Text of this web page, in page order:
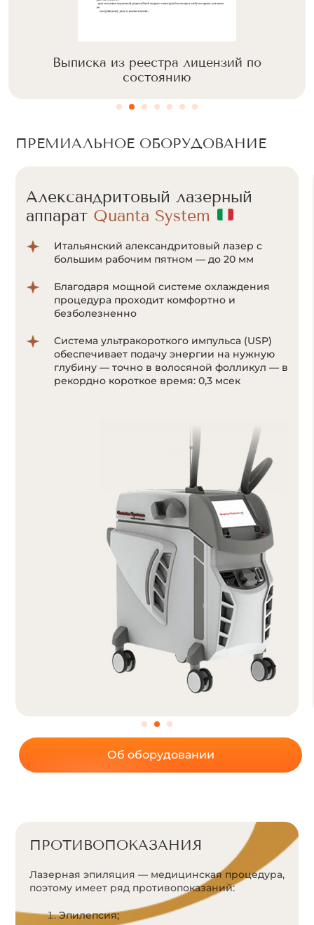
Выписка из реестра лицензий по
состоянию
ПРЕМИАЛЬНОЕ ОБОРУДОВАНИЕ
Александритовый лазерный
аппаратCunosure Apogee+
Отсутствие болевых ощущений за счет
мощной системы охлаждения Zimmer;
Система ультракороткого импульса
позволяет воздействовать на волоски даже
с минимальным количеством пигмента
Об оборудовании
ПРОТИВОПОКАЗАНИЯ
Лазерная эпиляция — медицинская процедура,
поэтому имеет ряд противопоказаний:
Эпилепсия;